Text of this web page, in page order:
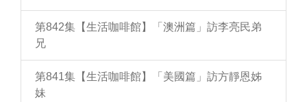
第842集【生活咖啡館】「澳洲篇」訪李亮民弟
兄
第841集【生活咖啡館】「美國篇」訪方靜恩姊
妹